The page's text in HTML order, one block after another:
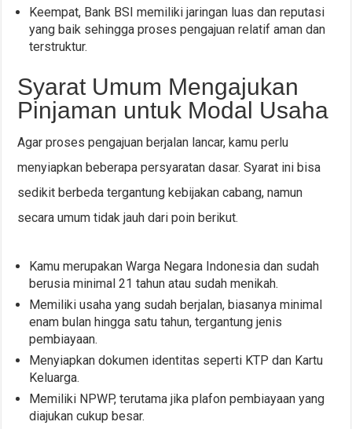
Keempat, Bank BSI memiliki jaringan luas dan reputasi
yang baik sehingga proses pengajuan relatif aman dan
terstruktur.
Syarat Umum Mengajukan
Pinjaman untuk Modal Usaha
Agar proses pengajuan berjalan lancar, kamu perlu
menyiapkan beberapa persyaratan dasar. Syarat ini bisa
sedikit berbeda tergantung kebijakan cabang, namun
secara umum tidak jauh dari poin berikut.
Kamu merupakan Warga Negara Indonesia dan sudah
berusia minimal 21 tahun atau sudah menikah.
Memiliki usaha yang sudah berjalan, biasanya minimal
enam bulan hingga satu tahun, tergantung jenis
pembiayaan.
Menyiapkan dokumen identitas seperti KTP dan Kartu
Keluarga.
Memiliki NPWP, terutama jika plafon pembiayaan yang
diajukan cukup besar.